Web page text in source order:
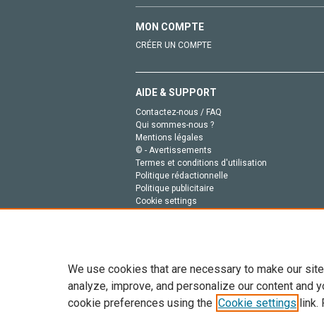
MON COMPTE
CRÉER UN COMPTE
AIDE & SUPPORT
Contactez-nous / FAQ
Qui sommes-nous ?
Mentions légales
© - Avertissements
Termes et conditions d'utilisation
Politique rédactionnelle
Politique publicitaire
Cookie settings
Tout le contenu de ce site: Copyright © 2026
We use cookies that are necessary to make our
analyze, improve, and personalize our content and
cookie preferences using the Cookie settings link.